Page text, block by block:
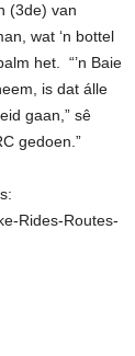
(3de) van
wat ‘n bottel
het. “’n Baie
is dat álle
gaan,” sê
gedoen.”
Rides-Routes-